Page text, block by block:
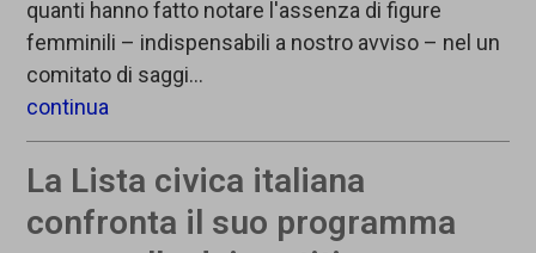
quanti hanno fatto notare l'assenza di figure
femminili – indispensabili a nostro avviso – nel un
comitato di saggi…
continua
La Lista civica italiana
confronta il suo programma